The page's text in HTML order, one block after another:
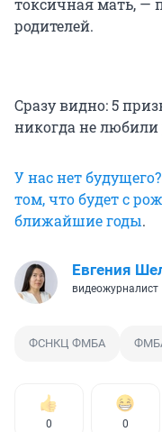
токсичная мать, —
родителей.
Сразу видно: 5
никогда не любили
У нас нет
том, что будет с
ближайшие годы.
Евгения
видеожурналист
ФСНКЦ ФМБА
0 0